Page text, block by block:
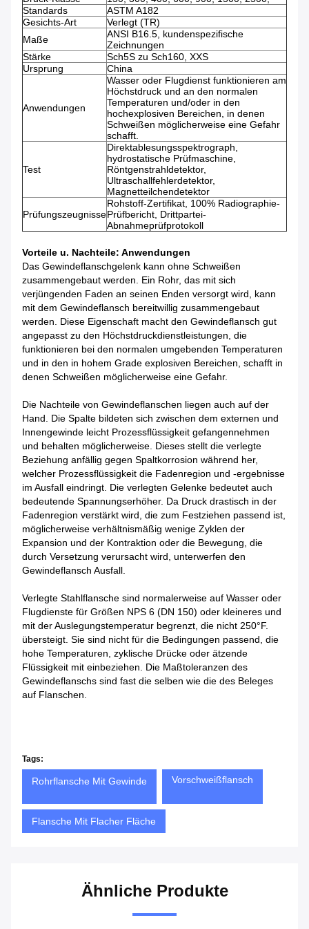
Standards
ASTM A182
Gesichts-Art
Verlegt (TR)
Maße
ANSI B16.5, kundenspezifische
Zeichnungen
Stärke
Sch5S zu Sch160, XXS
Ursprung
China
Anwendungen
Wasser oder Flugdienst funktionieren am
Höchstdruck und an den normalen
Temperaturen und/oder in den
hochexplosiven Bereichen, in denen
Schweißen möglicherweise eine Gefahr
schafft.
Test
Direktablesungsspektrograph,
hydrostatische Prüfmaschine,
Röntgenstrahldetektor,
Ultraschallfehlerdetektor,
Magnetteilchendetektor
Prüfungszeugnisse
Rohstoff-Zertifikat, 100% Radiographie-
Prüfbericht, Drittpartei-
Abnahmeprüfprotokoll
Vorteile u. Nachteile: Anwendungen
Das Gewindeflanschgelenk kann ohne Schweißen
zusammengebaut werden. Ein Rohr, das mit sich
verjüngenden Faden an seinen Enden versorgt wird, kann
mit dem Gewindeflansch bereitwillig zusammengebaut
werden. Diese Eigenschaft macht den Gewindeflansch gut
angepasst zu den Höchstdruckdienstleistungen, die
funktionieren bei den normalen umgebenden Temperaturen
und in den in hohem Grade explosiven Bereichen, schafft in
denen Schweißen möglicherweise eine Gefahr.
Die Nachteile von Gewindeflanschen liegen auch auf der
Hand. Die Spalte bildeten sich zwischen dem externen und
Innengewinde leicht Prozessflüssigkeit gefangennehmen
und behalten möglicherweise. Dieses stellt die verlegte
Beziehung anfällig gegen Spaltkorrosion während her,
welcher Prozessflüssigkeit die Fadenregion und -ergebnisse
im Ausfall eindringt. Die verlegten Gelenke bedeutet auch
bedeutende Spannungserhöher. Da Druck drastisch in der
Fadenregion verstärkt wird, die zum Festziehen passend ist,
möglicherweise verhältnismäßig wenige Zyklen der
Expansion und der Kontraktion oder die Bewegung, die
durch Versetzung verursacht wird, unterwerfen den
Gewindeflansch Ausfall.
Verlegte Stahlflansche sind normalerweise auf Wasser oder
Flugdienste für Größen NPS 6 (DN 150) oder kleineres und
mit der Auslegungstemperatur begrenzt, die nicht 250°F.
übersteigt. Sie sind nicht für die Bedingungen passend, die
hohe Temperaturen, zyklische Drücke oder ätzende
Flüssigkeit mit einbeziehen. Die Maßtoleranzen des
Gewindeflanschs sind fast die selben wie die des Beleges
auf Flanschen.
Tags:
Rohrflansche Mit Gewinde Vorschweißflansch
Flansche Mit Flacher Fläche
Ähnliche Produkte